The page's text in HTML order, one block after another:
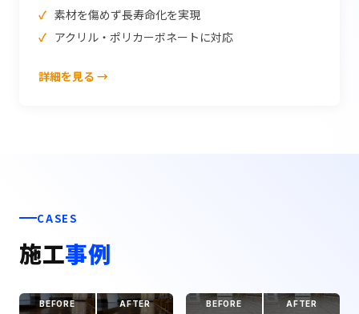
素材を傷めず長寿命化を実現
アクリル・ポリカーボネートに対応
詳細を見る →
CASES
施工事例
BEFORE AFTER BEFORE AFTER